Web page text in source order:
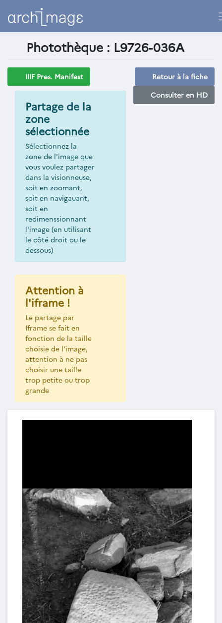
Photothèque : L9726-036A
IIIF Pres. Manifest
Retour à la fiche
Consulter en HD
Partage de la
zone
sélectionnée
Sélectionnez la
zone de l'image que
vous voulez partager
dans la visionneuse,
soit en zoomant,
soit en navigauant,
soit en
redimenssionnant
l'image (en utilisant
le côté droit ou le
dessous)
Attention à
l'iframe !
Le partage par
Iframe se fait en
fonction de la taille
choisie de l'image,
attention à ne pas
choisir une taille
trop petite ou trop
grande